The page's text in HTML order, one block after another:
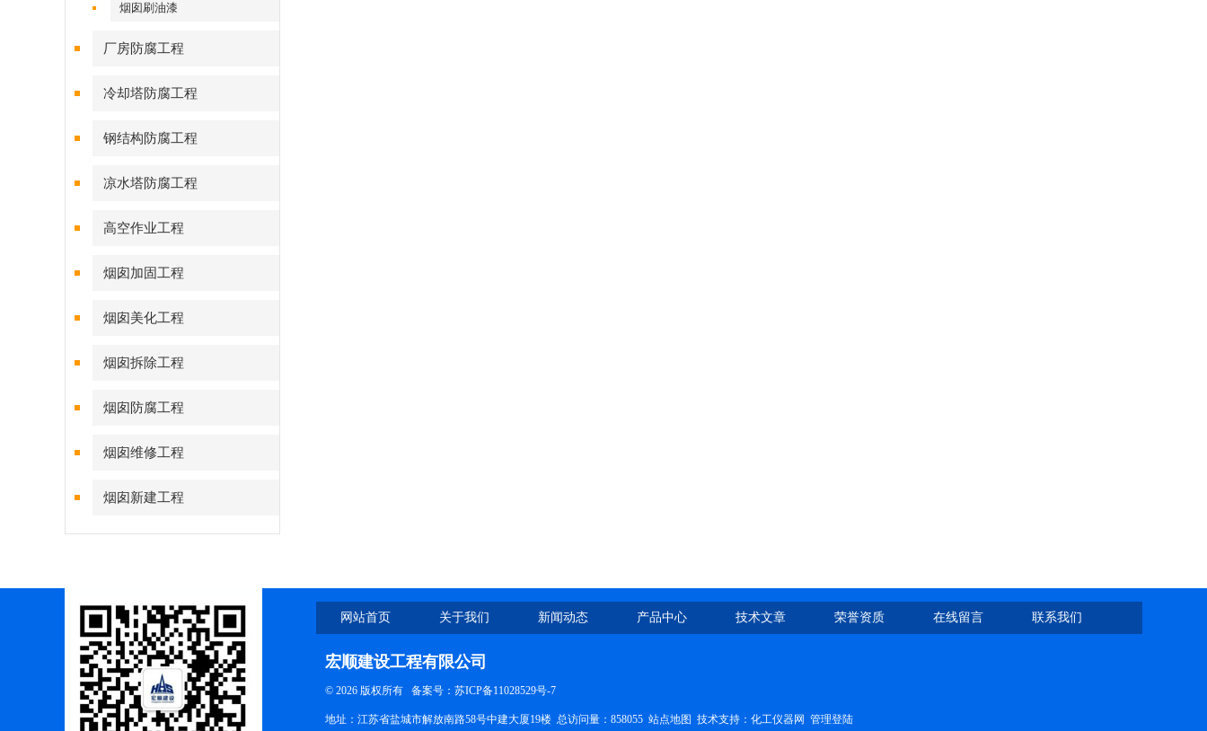
烟囱刷油漆
厂房防腐工程
冷却塔防腐工程
钢结构防腐工程
凉水塔防腐工程
高空作业工程
烟囱加固工程
烟囱美化工程
烟囱拆除工程
烟囱防腐工程
烟囱维修工程
烟囱新建工程
网站首页 关于我们 新闻动态 产品中心 技术文章 荣誉资质 在线留言 联系我们
宏顺建设工程有限公司
© 2026 版权所有 备案号：苏ICP备11028529号-7
地址：江苏省盐城市解放南路58号中建大厦19楼 总访问量：858055 站点地图 技术支持： 化工仪器网 管理登陆